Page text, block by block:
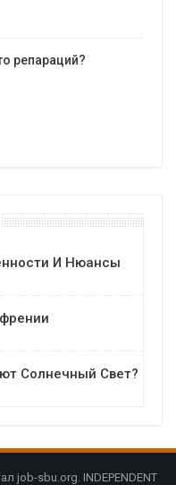
репараций?
И Нюансы
Солнечный Свет?
job-sbu.org. INDEPENDENT